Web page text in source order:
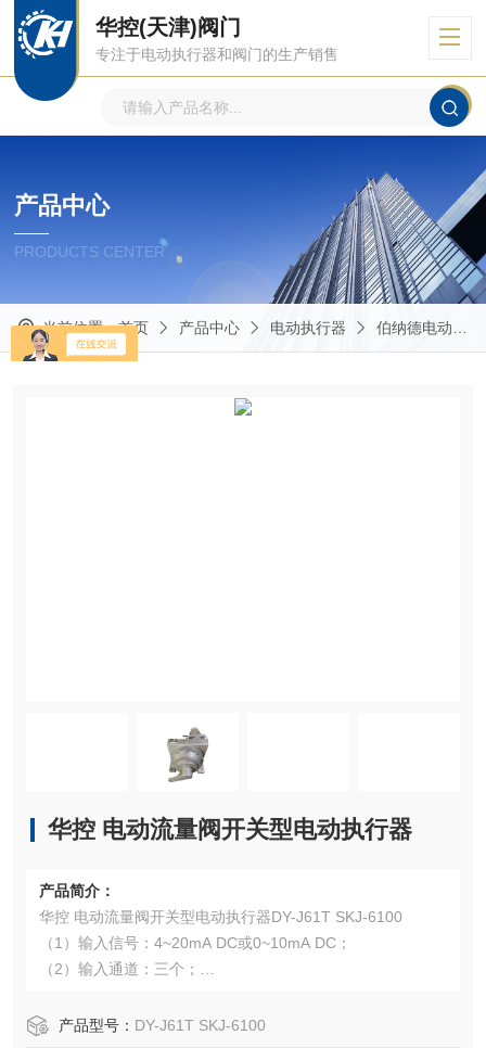
华控(天津)阀门
专注于电动执行器和阀门的生产销售
产品中心
PRODUCTS CENTER
当前位置：首页 产品中心 电动执行器 伯纳德电动执行器
华控 电动流量阀开关型电动执行器
产品简介：
华控 电动流量阀开关型电动执行器DY-J61T SKJ-6100
（1）输入信号：4~20mA DC或0~10mA DC；
（2）输入通道：三个；
（4）回差：≤1.5%；
产品型号： DY-J61T SKJ-6100